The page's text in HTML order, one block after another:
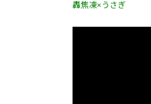
轟焦凍×うさぎ